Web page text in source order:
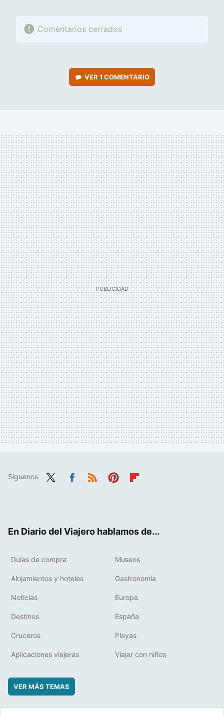
Comentarios cerrados
VER 1 COMENTARIO
Síguenos
En Diario del Viajero hablamos de...
Guías de compra Museos
Alojamientos y hoteles Gastronomía
Noticias Europa
Destinos España
Cruceros Playas
Aplicaciones viajeras Viajar con niños
VER MÁS TEMAS